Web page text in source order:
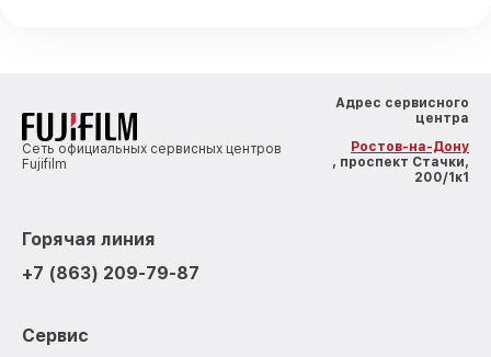
Сеть официальных сервисных центров
Fujifilm
Адрес сервисного
центра
Ростов-на-Дону
, проспект Стачки,
200/1к1
Горячая линия
+7 (863) 209-79-87
Сервис